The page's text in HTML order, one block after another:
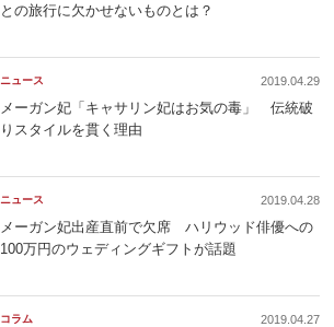
との旅行に欠かせないものとは？
ニュース 2019.04.29
メーガン妃「キャサリン妃はお気の毒」 伝統破
りスタイルを貫く理由
ニュース 2019.04.28
メーガン妃出産直前で欠席 ハリウッド俳優への
100万円のウェディングギフトが話題
コラム 2019.04.27